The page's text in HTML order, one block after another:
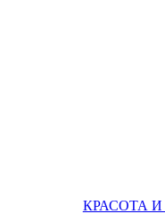
КРАСОТА И